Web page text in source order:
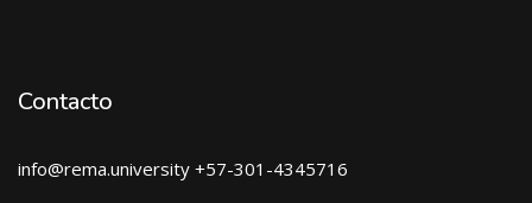
Contacto
info@rema.university +57-301-4345716